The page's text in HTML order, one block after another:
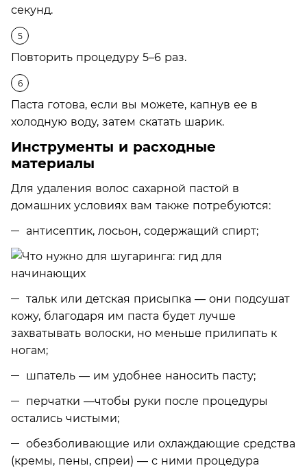
секунд.
Повторить процедуру 5–6 раз.
Паста готова, если вы можете, капнув ее в
холодную воду, затем скатать шарик.
Инструменты и расходные
материалы
Для удаления волос сахарной пастой в
домашних условиях вам также потребуются:
антисептик, лосьон, содержащий спирт;
тальк или детская присыпка — они подсушат
кожу, благодаря им паста будет лучше
захватывать волоски, но меньше прилипать к
ногам;
шпатель — им удобнее наносить пасту;
перчатки —чтобы руки после процедуры
остались чистыми;
обезболивающие или охлаждающие средства
(кремы, пены, спреи) — с ними процедура